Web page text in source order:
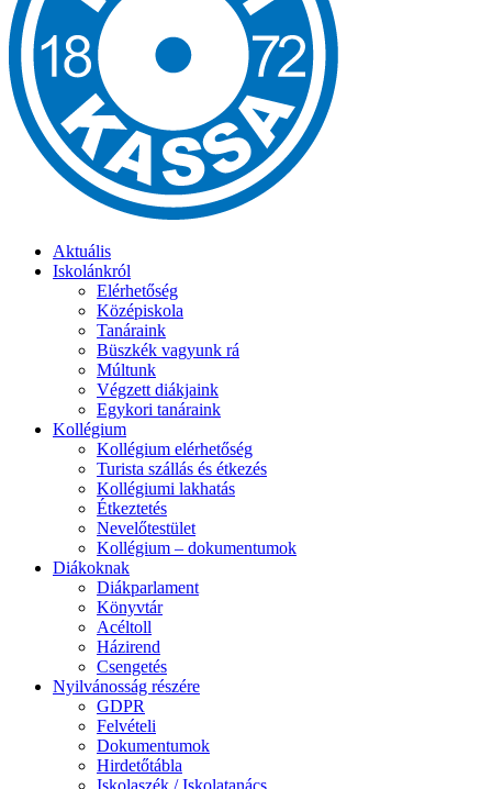
Aktuális
Iskolánkról
Elérhetőség
Középiskola
Tanáraink
Büszkék vagyunk rá
Múltunk
Végzett diákjaink
Egykori tanáraink
Kollégium
Kollégium elérhetőség
Turista szállás és étkezés
Kollégiumi lakhatás
Étkeztetés
Nevelőtestület
Kollégium – dokumentumok
Diákoknak
Diákparlament
Könyvtár
Acéltoll
Házirend
Csengetés
Nyilvánosság részére
GDPR
Felvételi
Dokumentumok
Hirdetőtábla
Iskolaszék / Iskolatanács